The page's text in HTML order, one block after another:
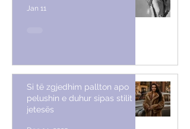
Jan 11
Si të zgjedhim pallton apo
pelushin e duhur sipas stilit të
jetesës